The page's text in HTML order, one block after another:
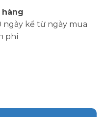
hàng
kể từ ngày mua
phí